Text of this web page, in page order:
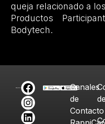
queja relacionado a los
Productos
Bodytech.
Canales
de
Contacto